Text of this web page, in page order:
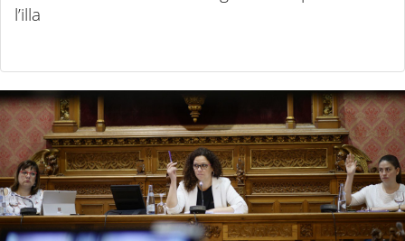
l’illa